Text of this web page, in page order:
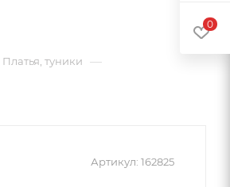
Платья, туники —
Артикул: 162825
0